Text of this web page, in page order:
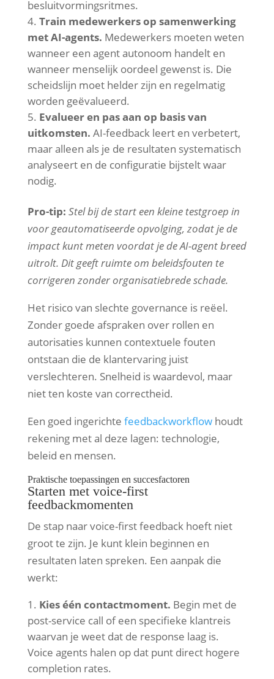
besluitvormingsritmes.
Train medewerkers op samenwerking
met AI-agents. Medewerkers moeten weten
wanneer een agent autonoom handelt en
wanneer menselijk oordeel gewenst is. Die
scheidslijn moet helder zijn en regelmatig
worden geëvalueerd.
Evalueer en pas aan op basis van
uitkomsten. AI-feedback leert en verbetert,
maar alleen als je de resultaten systematisch
analyseert en de configuratie bijstelt waar
nodig.
Pro-tip: Stel bij de start een kleine testgroep in
voor geautomatiseerde opvolging, zodat je de
impact kunt meten voordat je de AI-agent breed
uitrolt. Dit geeft ruimte om beleidsfouten te
corrigeren zonder organisatiebrede schade.
Het risico van slechte governance is reëel.
Zonder goede afspraken over rollen en
autorisaties kunnen contextuele fouten
ontstaan die de klantervaring juist
verslechteren. Snelheid is waardevol, maar
niet ten koste van correctheid.
Een goed ingerichte feedbackworkflowhoudt
rekening met al deze lagen: technologie,
beleid en mensen.
Praktische toepassingen en succesfactoren
Starten met voice-first
feedbackmomenten
De stap naar voice-first feedback hoeft niet
groot te zijn. Je kunt klein beginnen en
resultaten laten spreken. Een aanpak die
werkt:
Kies één contactmoment. Begin met de
post-service call of een specifieke klantreis
waarvan je weet dat de response laag is.
Voice agents halen op dat punt direct hogere
completion rates.